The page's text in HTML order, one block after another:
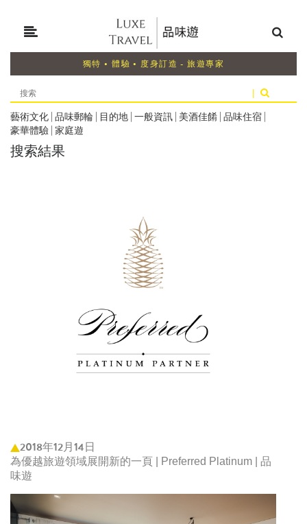
獨特 • 體驗 • 度身訂造 - 旅遊專家
|
藝術文化 | 品味郵輪 | 目的地 | 一般資訊 | 美酒佳餚 | 品味住宿 |
豪華體驗 | 家庭遊
搜索結果
2018年12月14日
為優越旅遊領域展開新的一頁 | Preferred Platinum | 品
味遊